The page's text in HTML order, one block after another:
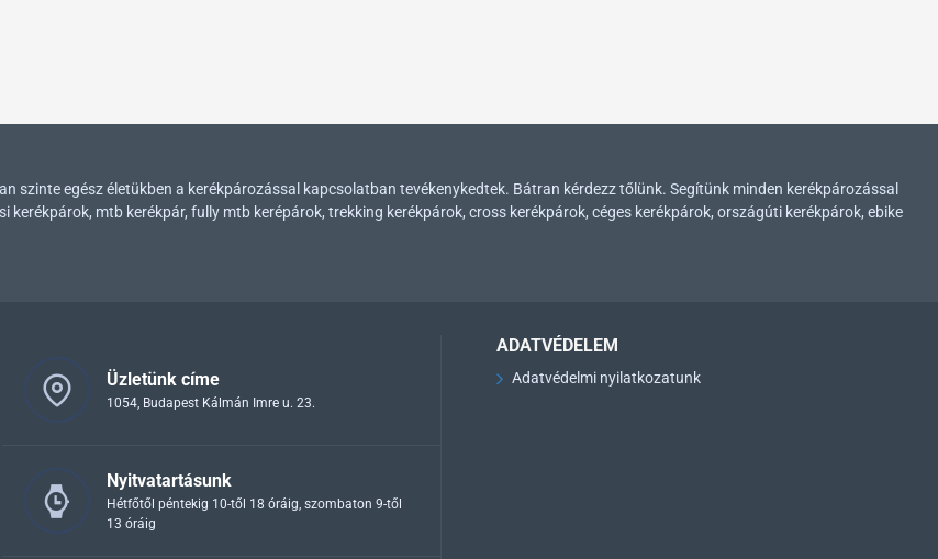
egész életükben a kerékpározással kapcsolatban tevékenykedtek. Bátran kérdezz tőlünk. Segítünk minden kerékpározással
mtb kerékpár, fully mtb kerépárok, trekking kerékpárok, cross kerékpárok, céges kerékpárok, országúti kerékpárok, ebike
Üzletünk címe
1054, Budapest Kálmán Imre u. 23.
Nyitvatartásunk
Hétfőtől péntekig 10-től 18 óráig, szombaton 9-től
13 óráig
ADATVÉDELEM
Adatvédelmi nyilatkozatunk